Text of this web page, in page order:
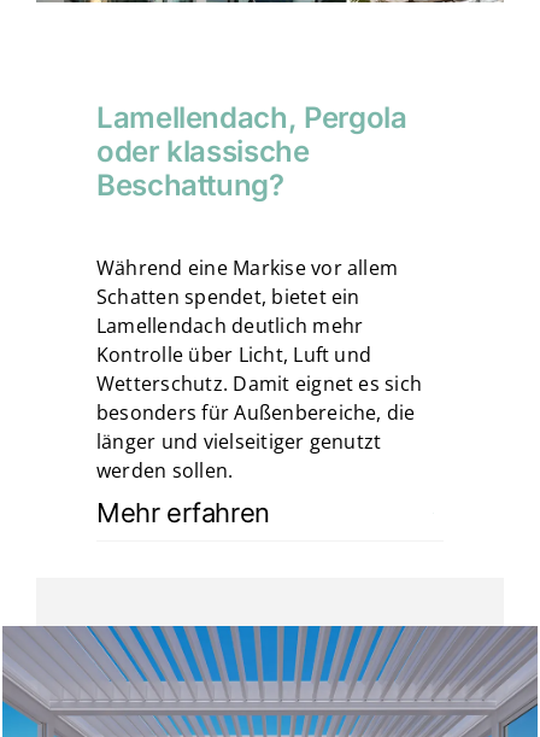
Lamellendach, Pergola
oder klassische
Beschattung?
Während eine Markise vor allem
Schatten spendet, bietet ein
Lamellendach deutlich mehr
Kontrolle über Licht, Luft und
Wetterschutz. Damit eignet es sich
besonders für Außenbereiche, die
länger und vielseitiger genutzt
werden sollen.
Mehr erfahren